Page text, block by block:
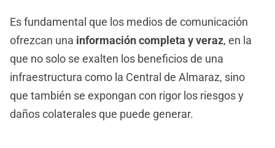
Es fundamental que los medios de comunicación
ofrezcan una información completa y veraz, en la
que no solo se exalten los beneficios de una
infraestructura como la Central de Almaraz, sino
que también se expongan con rigor los riesgos y
daños colaterales que puede generar.